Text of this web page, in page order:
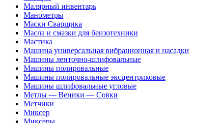
Малярный инвентарь
Манометры
Маски Сварщика
Масла и смазки для бензотехники
Мастика
Машина универсальная вибрационная и насадки
Машины ленточно-шлифовальные
Машины полировальные
Машины полировальные эксцентриковые
Машины шлифовальные угловые
Метлы — Веники — Совки
Метчики
Миксер
Миксеры